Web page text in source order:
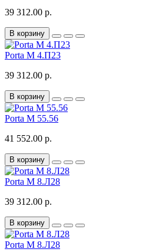
39 312.00 р.
В корзину
Porta M 4.П23
39 312.00 р.
В корзину
Porta M 55.56
41 552.00 р.
В корзину
Porta M 8.Л28
39 312.00 р.
В корзину
Porta M 8.Л28